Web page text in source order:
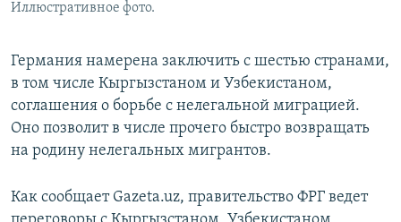
Иллюстративное фото.
Германия намерена заключить с шестью странами,
в том числе Кыргызстаном и Узбекистаном,
соглашения о борьбе с нелегальной миграцией.
Оно позволит в числе прочего быстро возвращать
на родину нелегальных мигрантов.
Как сообщает Gazeta.uz, правительство ФРГ ведет